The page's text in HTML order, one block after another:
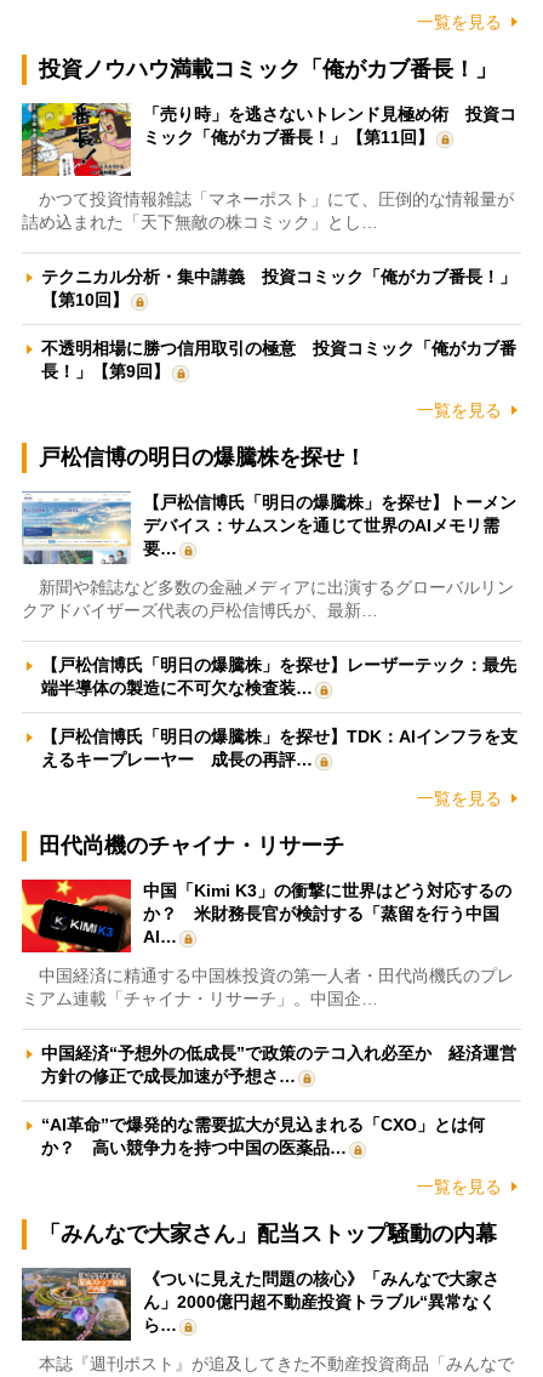
一覧を見る
投資ノウハウ満載コミック「俺がカブ番長！」
「売り時」を逃さないトレンド見極め術 投資コ
ミック「俺がカブ番長！」【第11回】
かつて投資情報雑誌「マネーポスト」にて、圧倒的な情報量が
詰め込まれた「天下無敵の株コミック」とし…
テクニカル分析・集中講義 投資コミック「俺がカブ番長！」
【第10回】
不透明相場に勝つ信用取引の極意 投資コミック「俺がカブ番
長！」【第9回】
一覧を見る
戸松信博の明日の爆騰株を探せ！
【戸松信博氏「明日の爆騰株」を探せ】トーメン
デバイス：サムスンを通じて世界のAIメモリ需
要…
新聞や雑誌など多数の金融メディアに出演するグローバルリン
クアドバイザーズ代表の戸松信博氏が、最新…
【戸松信博氏「明日の爆騰株」を探せ】レーザーテック：最先
端半導体の製造に不可欠な検査装…
【戸松信博氏「明日の爆騰株」を探せ】TDK：AIインフラを支
えるキープレーヤー 成長の再評…
一覧を見る
田代尚機のチャイナ・リサーチ
中国「Kimi K3」の衝撃に世界はどう対応するの
か？ 米財務長官が検討する「蒸留を行う中国
AI…
中国経済に精通する中国株投資の第一人者・田代尚機氏のプレ
ミアム連載「チャイナ・リサーチ」。中国企…
中国経済“予想外の低成長”で政策のテコ入れ必至か 経済運営
方針の修正で成長加速が予想さ…
“AI革命”で爆発的な需要拡大が見込まれる「CXO」とは何
か？ 高い競争力を持つ中国の医薬品…
一覧を見る
「みんなで大家さん」配当ストップ騒動の内幕
《ついに見えた問題の核心》「みんなで大家さ
ん」2000億円超不動産投資トラブル“異常なく
ら…
本誌『週刊ポスト』が追及してきた不動産投資商品「みんなで